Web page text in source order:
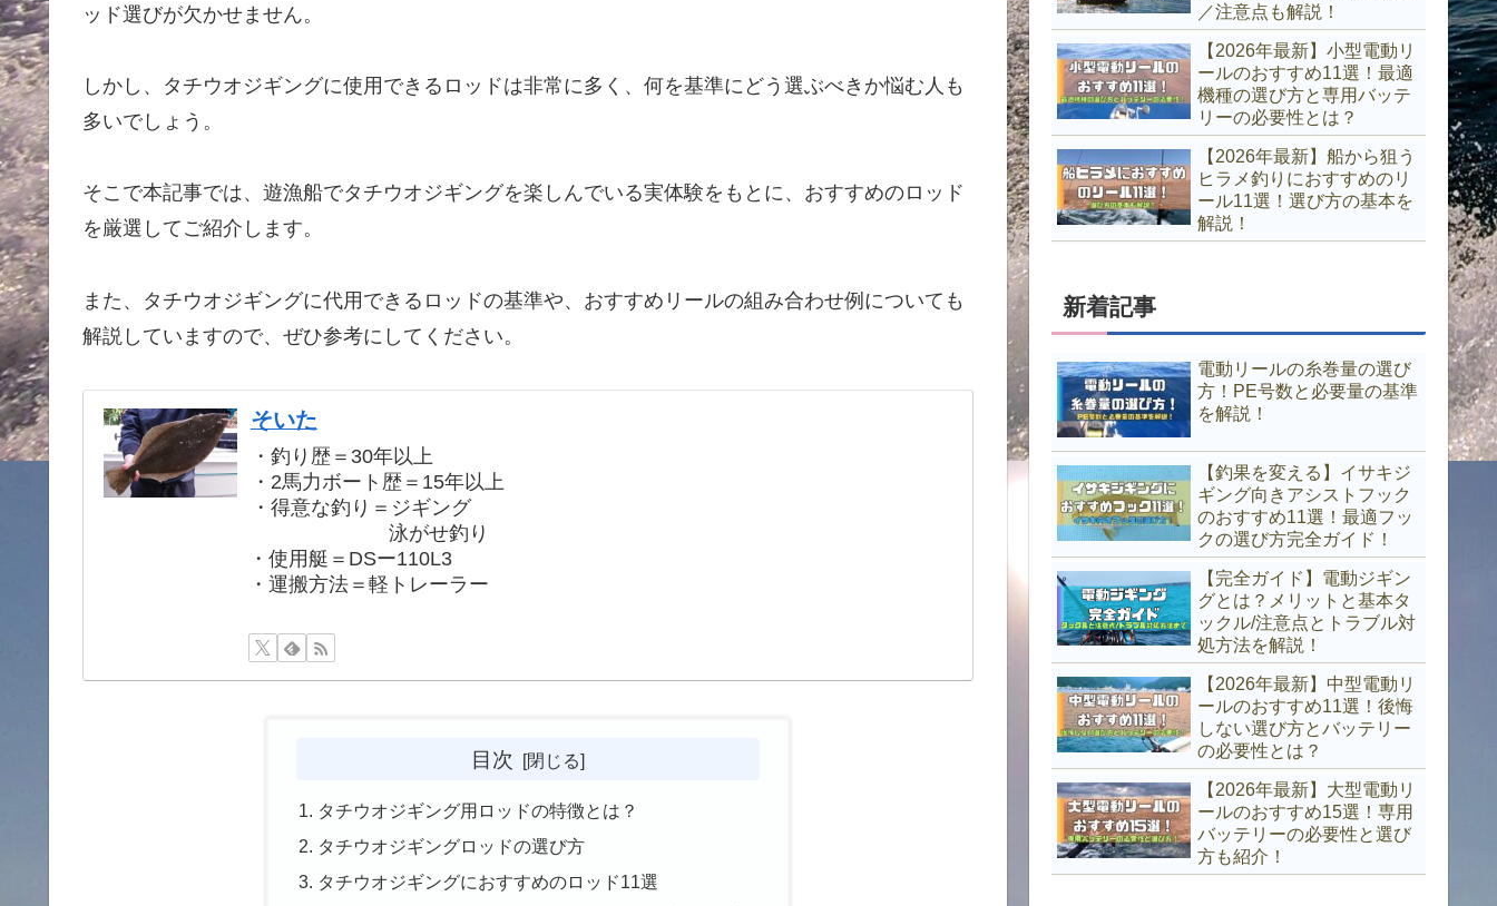
ッド選びが欠かせません。
しかし、タチウオジギングに使用できるロッドは非常に多く、何を基準にどう選ぶべきか悩む人も
多いでしょう。
そこで本記事では、遊漁船でタチウオジギングを楽しんでいる実体験をもとに、おすすめのロッド
を厳選してご紹介します。
また、タチウオジギングに代用できるロッドの基準や、おすすめリールの組み合わせ例についても
解説していますので、ぜひ参考にしてください。
そいた
・釣り歴＝30年以上
・2馬力ボート歴＝15年以上
・得意な釣り＝ジギング
泳がせ釣り
・使用艇＝DSー110L3
・運搬方法＝軽トレーラー
目次
タチウオジギング用ロッドの特徴とは？
タチウオジギングロッドの選び方
タチウオジギングにおすすめのロッド11選
／注意点も解説！
【2026年最新】小型電動リ
ールのおすすめ11選！最適
機種の選び方と専用バッテ
リーの必要性とは？
【2026年最新】船から狙う
ヒラメ釣りにおすすめのリ
ール11選！選び方の基本を
解説！
新着記事
電動リールの糸巻量の選び
方！PE号数と必要量の基準
を解説！
【釣果を変える】イサキジ
ギング向きアシストフック
のおすすめ11選！最適フッ
クの選び方完全ガイド！
【完全ガイド】電動ジギン
グとは？メリットと基本タ
ックル/注意点とトラブル対
処方法を解説！
【2026年最新】中型電動リ
ールのおすすめ11選！後悔
しない選び方とバッテリー
の必要性とは？
【2026年最新】大型電動リ
ールのおすすめ15選！専用
バッテリーの必要性と選び
方も紹介！